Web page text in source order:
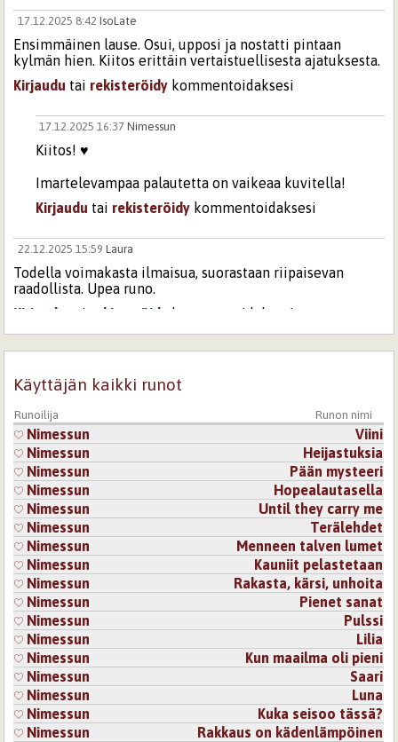
17.12.2025 8:42 IsoLate
Ensimmäinen lause. Osui, upposi ja nostatti pintaan
kylmän hien. Kiitos erittäin vertaistuellisesta ajatuksesta.
Kirjaudu tai rekisteröidy kommentoidaksesi
17.12.2025 16:37Nimessun
Kiitos! ♥️
Imartelevampaa palautetta on vaikeaa kuvitella!
Kirjaudu tai rekisteröidy kommentoidaksesi
22.12.2025 15:59 Laura
Todella voimakasta ilmaisua, suorastaan riipaisevan
raadollista. Upea runo.
Kirjaudu
tai rekisteröidy kommentoidaksesi
23.12.2025 20:47Nimessun
Lämmin kiitos! ♥️
Olen hyvin otettu tästä palautteesta ja siitä, että pidit
runostani.
Kirjaudutai kommentoidaksesi
Sivut
Käyttäjän kaikki runot
Runoilija Runon nimi
Nimessun
Viini
Nimessun
Heijastuksia
Nimessun
Pään mysteeri
Nimessun
Hopealautasella
Nimessun
Until they carry me
Nimessun
Terälehdet
Nimessun
Menneen talven lumet
Nimessun
Kauniit pelastetaan
Nimessun
Rakasta, kärsi, unhoita
Nimessun
Pienet sanat
Nimessun
Pulssi
Nimessun
Lilia
Nimessun
Kun maailma oli pieni
Nimessun
Saari
Nimessun
Luna
Nimessun
Kuka seisoo tässä?
Nimessun
Rakkaus on kädenlämpöinen